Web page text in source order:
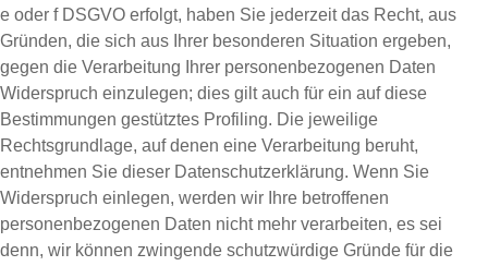
e oder f DSGVO erfolgt, haben Sie jederzeit das Recht, aus
Gründen, die sich aus Ihrer besonderen Situation ergeben,
gegen die Verarbeitung Ihrer personenbezogenen Daten
Widerspruch einzulegen; dies gilt auch für ein auf diese
Bestimmungen gestütztes Profiling. Die jeweilige
Rechtsgrundlage, auf denen eine Verarbeitung beruht,
entnehmen Sie dieser Datenschutzerklärung. Wenn Sie
Widerspruch einlegen, werden wir Ihre betroffenen
personenbezogenen Daten nicht mehr verarbeiten, es sei
denn, wir können zwingende schutzwürdige Gründe für die